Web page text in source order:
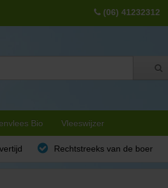
(06) 41232312
Bio Vleeswijzer
Rechtstreeks van de boer